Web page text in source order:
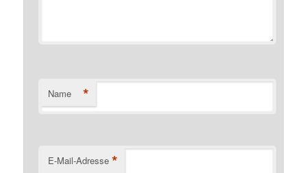
Name *
E-Mail-Adresse *